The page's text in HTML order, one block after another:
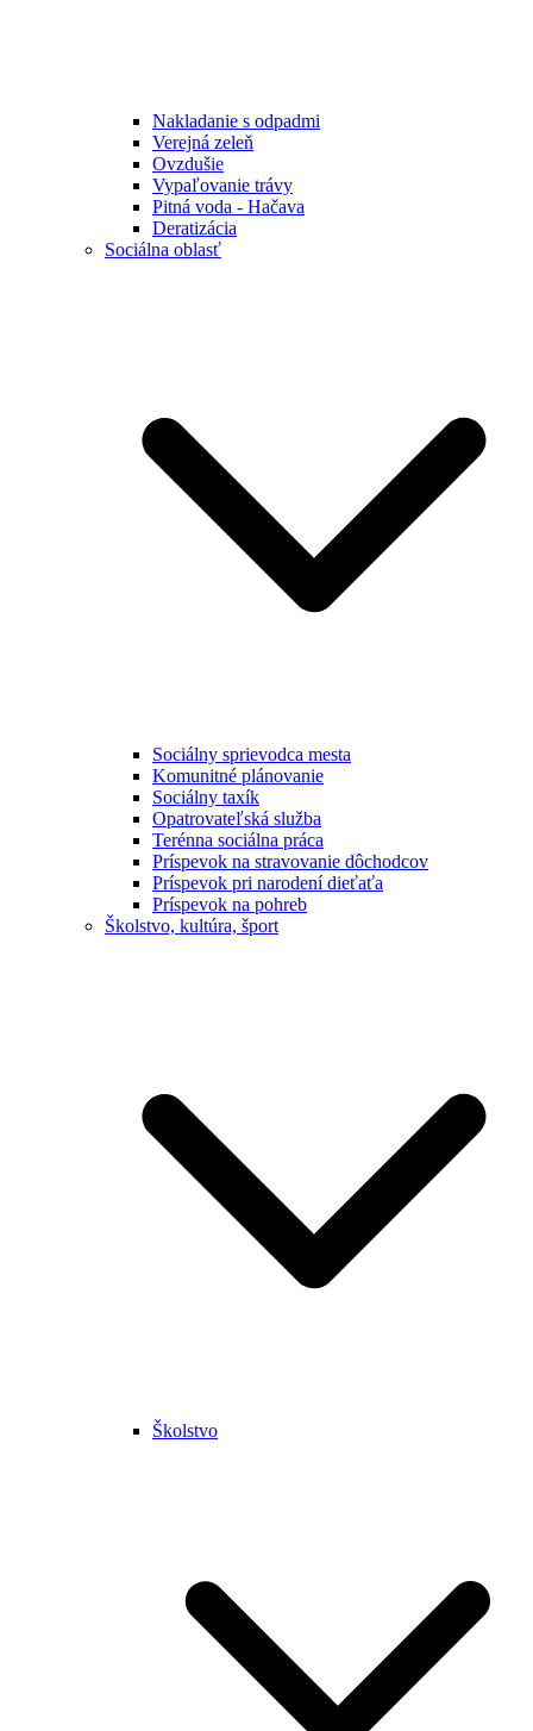
Nakladanie s odpadmi
Verejná zeleň
Ovzdušie
Vypaľovanie trávy
Pitná voda - Hačava
Deratizácia
Sociálna oblasť
Sociálny sprievodca mesta
Komunitné plánovanie
Sociálny taxík
Opatrovateľská služba
Terénna sociálna práca
Príspevok na stravovanie dôchodcov
Príspevok pri narodení dieťaťa
Príspevok na pohreb
Školstvo, kultúra, šport
Školstvo